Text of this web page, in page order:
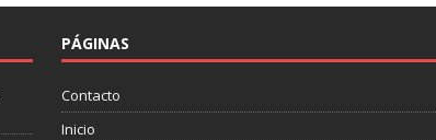
PÁGINAS
Contacto
Inicio